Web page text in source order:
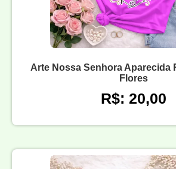
Arte Nossa Senhora Aparecida
Flores
R$: 20,00